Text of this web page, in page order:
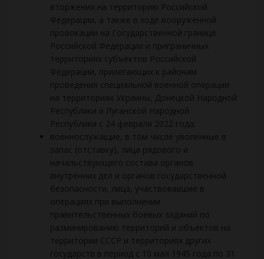
вторжения на территорию Российской
Федерации, а также в ходе вооруженной
провокации на Государственной границе
Российской Федерации и приграничных
территориях субъектов Российской
Федерации, прилегающих к районам
проведения специальной военной операции
на территориях Украины, Донецкой Народной
Республики и Луганской Народной
Республики с 24 февраля 2022 года;
военнослужащие, в том числе уволенные в
запас (отставку), лица рядового и
начальствующего состава органов
внутренних дел и органов государственной
безопасности, лица, участвовавшие в
операциях при выполнении
правительственных боевых заданий по
разминированию территорий и объектов на
территории СССР и территориях других
государств в период с 10 мая 1945 года по 31